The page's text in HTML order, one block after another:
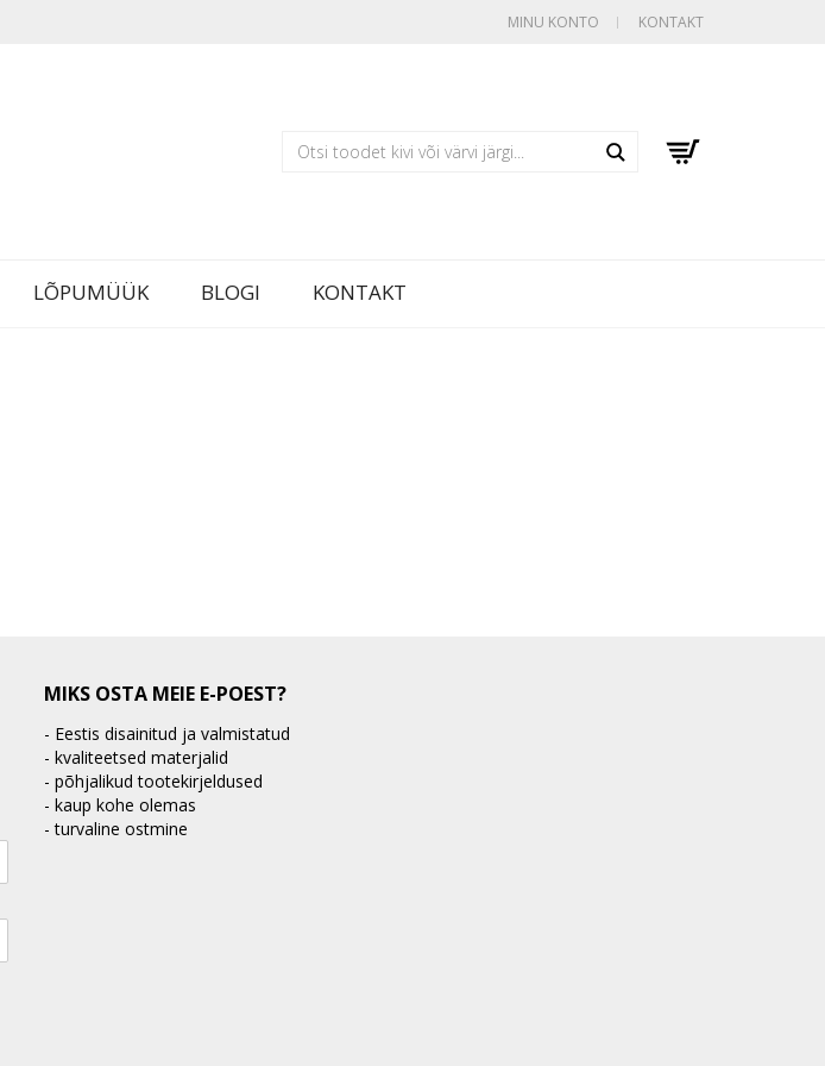
MINU KONTO KONTAKT
LÕPUMÜÜK BLOGI KONTAKT
MIKS OSTA MEIE E-POEST?
- Eestis disainitud ja valmistatud
- kvaliteetsed materjalid
- põhjalikud tootekirjeldused
- kaup kohe olemas
- turvaline ostmine